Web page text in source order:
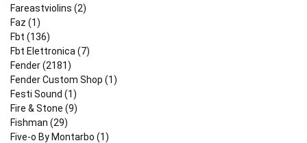
Fareastviolins (2)
Faz (1)
Fbt (136)
Fbt Elettronica (7)
Fender (2181)
Fender Custom Shop (1)
Festi Sound (1)
Fire & Stone (9)
Fishman (29)
Five-o By Montarbo (1)